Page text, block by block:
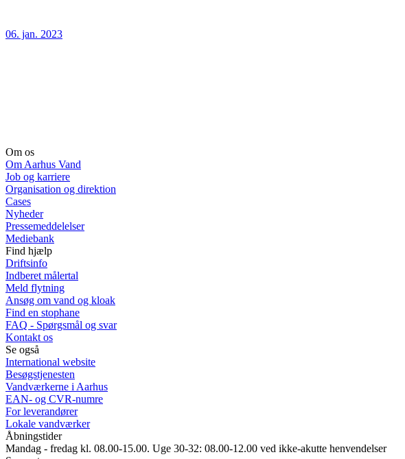
06. jan. 2023
Om os
Om Aarhus Vand
Job og karriere
Organisation og direktion
Cases
Nyheder
Pressemeddelelser
Mediebank
Find hjælp
Driftsinfo
Indberet målertal
Meld flytning
Ansøg om vand og kloak
Find en stophane
FAQ - Spørgsmål og svar
Kontakt os
Se også
International website
Besøgstjenesten
Vandværkerne i Aarhus
EAN- og CVR-numre
For leverandører
Lokale vandværker
Åbningstider
Mandag - fredag kl. 08.00-15.00. Uge 30-32: 08.00-12.00 ved ikke-akutte henvendelser